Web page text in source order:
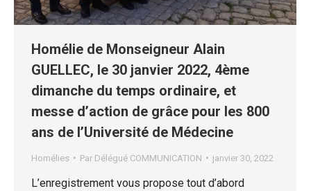
Homélie de Monseigneur Alain
GUELLEC, le 30 janvier 2022, 4ème
dimanche du temps ordinaire, et
messe d’action de grâce pour les 800
ans de l’Université de Médecine
Homélies Par Délégué COMMUNICATION janvier 30, 2022
L’enregistrement vous propose tout d’abord